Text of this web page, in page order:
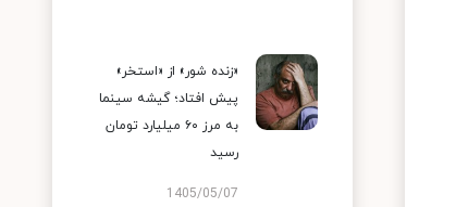
«زنده شور» از «استخر»
پیش افتاد؛ گیشه سینما
به مرز ۶۰ میلیارد تومان
رسید
1405/05/07